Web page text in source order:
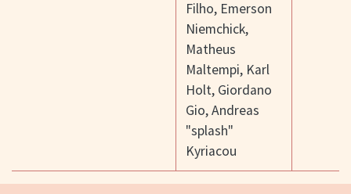
Filho, Emerson
Niemchick,
Matheus
Maltempi, Karl
Holt, Giordano
Gio,Andreas
"splash"
Kyriacou